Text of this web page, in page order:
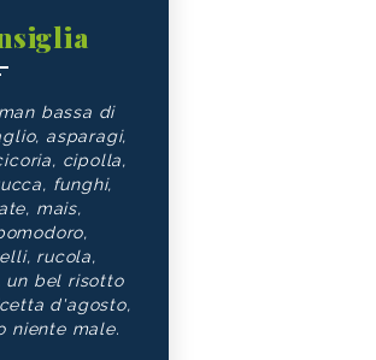
bassa di
asparagi,
cipolla,
funghi,
mais,
rucola,
un bel risotto
d'agosto,
niente male.